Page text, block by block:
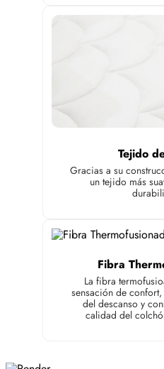
Tejido
Gracias a su
un tejido más
Fibra
La fibra
sensación de
del descanso y
calidad del